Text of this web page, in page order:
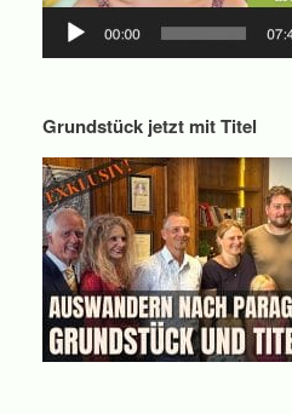
Grundstück jetzt mit Titel